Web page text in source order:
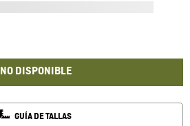
NO DISPONIBLE
GUÍA DE TALLAS